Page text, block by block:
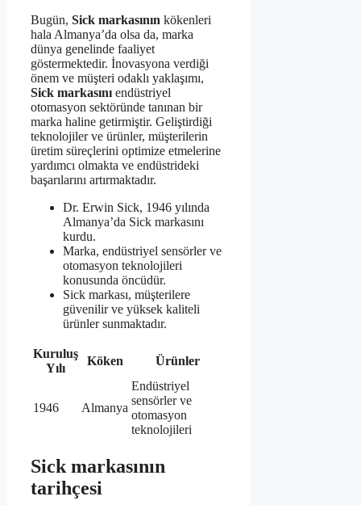
Bugün, Sick markasının kökenleri
hala Almanya’da olsa da, marka
dünya genelinde faaliyet
göstermektedir. İnovasyona verdiği
önem ve müşteri odaklı yaklaşımı,
Sick markasını endüstriyel
otomasyon sektöründe tanınan bir
marka haline getirmiştir. Geliştirdiği
teknolojiler ve ürünler, müşterilerin
üretim süreçlerini optimize etmelerine
yardımcı olmakta ve endüstrideki
başarılarını artırmaktadır.
Dr. Erwin Sick, 1946 yılında
Almanya’da Sick markasını
kurdu.
Marka, endüstriyel sensörler ve
otomasyon teknolojileri
konusunda öncüdür.
Sick markası, müşterilere
güvenilir ve yüksek kaliteli
ürünler sunmaktadır.
Kuruluş
Yılı
Köken Ürünler
1946 Almanya
Endüstriyel
sensörler ve
otomasyon
teknolojileri
Sick markasının
tarihçesi